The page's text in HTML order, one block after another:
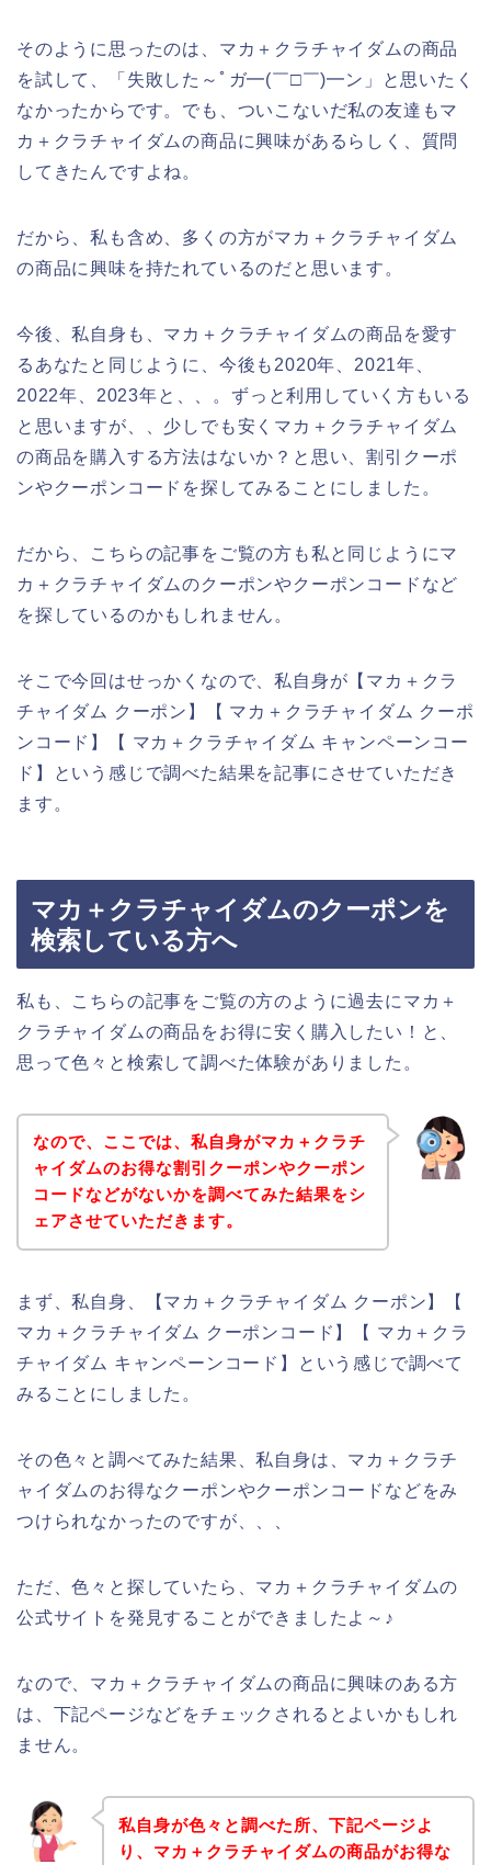
そのように思ったのは、マカ＋クラチャイダムの商品
を試して、「失敗した～ﾟガ━(￣□￣)━ン」と思いたく
なかったからです。でも、ついこないだ私の友達もマ
カ＋クラチャイダムの商品に興味があるらしく、質問
してきたんですよね。
だから、私も含め、多くの方がマカ＋クラチャイダム
の商品に興味を持たれているのだと思います。
今後、私自身も、マカ＋クラチャイダムの商品を愛す
るあなたと同じように、今後も2020年、2021年、
2022年、2023年と、、。ずっと利用していく方もいる
と思いますが、、少しでも安くマカ＋クラチャイダム
の商品を購入する方法はないか？と思い、割引クーポ
ンやクーポンコードを探してみることにしました。
だから、こちらの記事をご覧の方も私と同じようにマ
カ＋クラチャイダムのクーポンやクーポンコードなど
を探しているのかもしれません。
そこで今回はせっかくなので、私自身が【マカ＋クラ
チャイダム クーポン】【 マカ＋クラチャイダム クーポ
ンコード】【 マカ＋クラチャイダム キャンペーンコー
ド】という感じで調べた結果を記事にさせていただき
ます。
マカ＋クラチャイダムのクーポンを
検索している方へ
私も、こちらの記事をご覧の方のように過去にマカ＋
クラチャイダムの商品をお得に安く購入したい！と、
思って色々と検索して調べた体験がありました。
なので、ここでは、私自身がマカ＋クラチ
ャイダムのお得な割引クーポンやクーポン
コードなどがないかを調べてみた結果をシ
ェアさせていただきます。
まず、私自身、【マカ＋クラチャイダム クーポン】【
マカ＋クラチャイダム クーポンコード】【 マカ＋クラ
チャイダム キャンペーンコード】という感じで調べて
みることにしました。
その色々と調べてみた結果、私自身は、マカ＋クラチ
ャイダムのお得なクーポンやクーポンコードなどをみ
つけられなかったのですが、、、
ただ、色々と探していたら、マカ＋クラチャイダムの
公式サイトを発見することができましたよ～♪
なので、マカ＋クラチャイダムの商品に興味のある方
は、下記ページなどをチェックされるとよいかもしれ
ません。
私自身が色々と調べた所、下記ページよ
り、マカ＋クラチャイダムの商品がお得な